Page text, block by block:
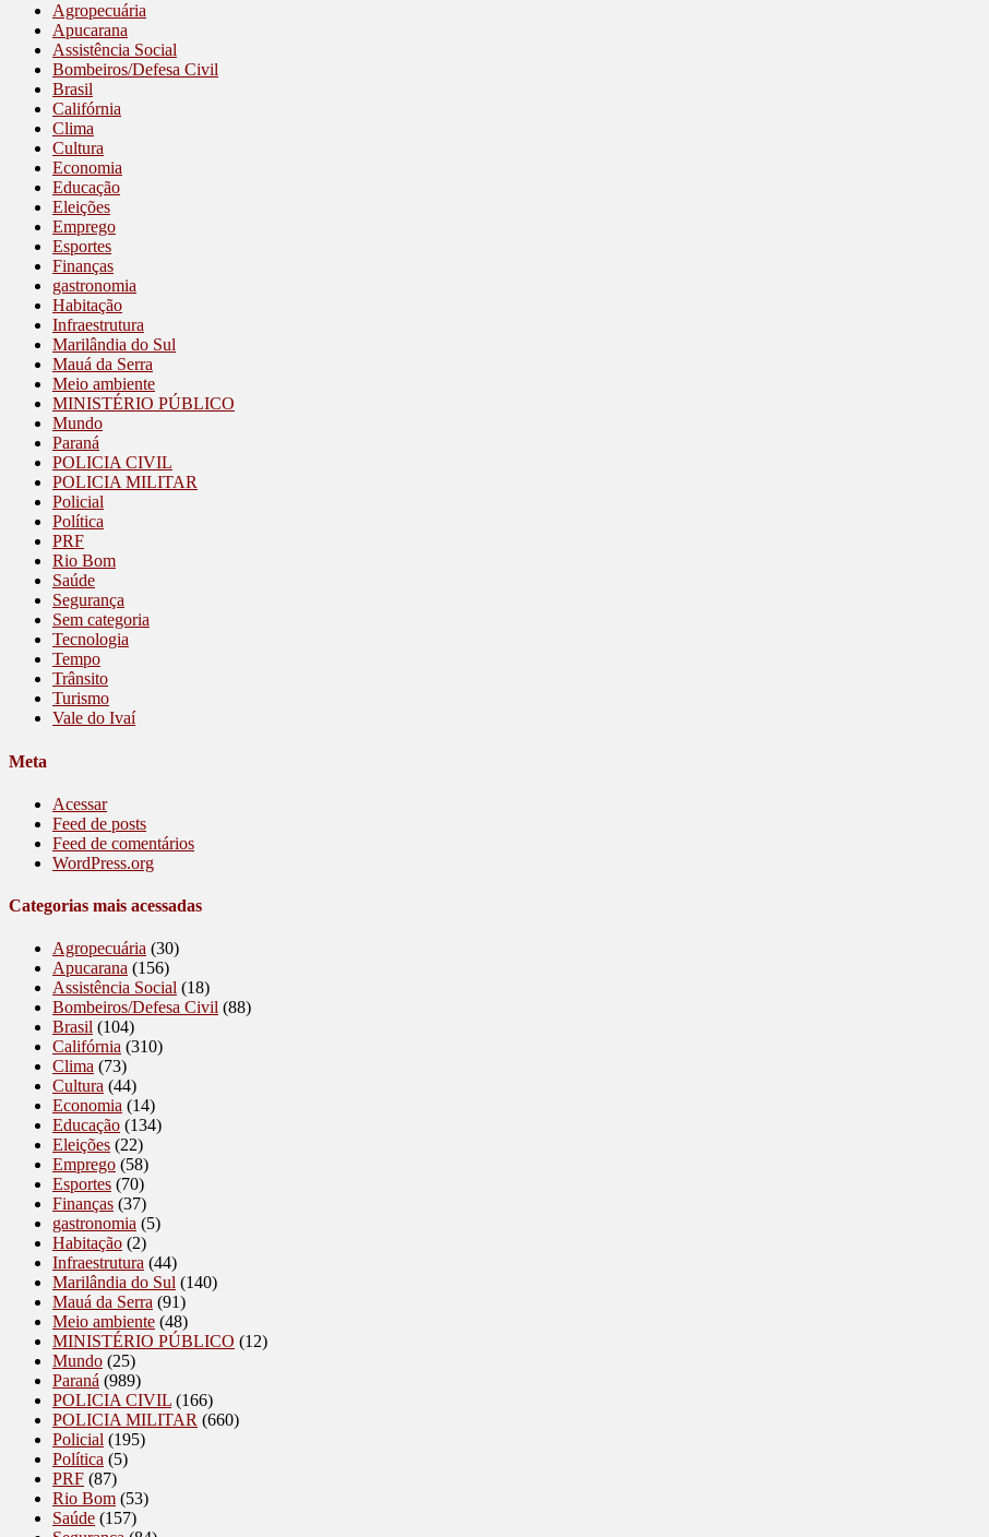
Agropecuária
Apucarana
Assistência Social
Bombeiros/Defesa Civil
Brasil
Califórnia
Clima
Cultura
Economia
Educação
Eleições
Emprego
Esportes
Finanças
gastronomia
Habitação
Infraestrutura
Marilândia do Sul
Mauá da Serra
Meio ambiente
MINISTÉRIO PÚBLICO
Mundo
Paraná
POLICIA CIVIL
POLICIA MILITAR
Policial
Política
PRF
Rio Bom
Saúde
Segurança
Sem categoria
Tecnologia
Tempo
Trânsito
Turismo
Vale do Ivaí
Meta
Acessar
Feed de posts
Feed de comentários
WordPress.org
Categorias mais acessadas
Agropecuária (30)
Apucarana (156)
Assistência Social (18)
Bombeiros/Defesa Civil (88)
Brasil (104)
Califórnia (310)
Clima (73)
Cultura (44)
Economia (14)
Educação (134)
Eleições (22)
Emprego (58)
Esportes (70)
Finanças (37)
gastronomia (5)
Habitação (2)
Infraestrutura (44)
Marilândia do Sul (140)
Mauá da Serra (91)
Meio ambiente (48)
MINISTÉRIO PÚBLICO (12)
Mundo (25)
Paraná (989)
POLICIA CIVIL (166)
POLICIA MILITAR (660)
Policial (195)
Política (5)
PRF (87)
Rio Bom (53)
Saúde (157)